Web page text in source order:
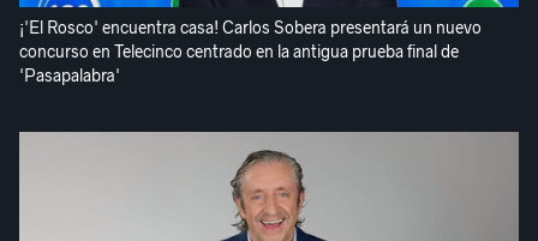
¡'El Rosco' encuentra casa! Carlos Sobera presentará un nuevo
concurso en Telecinco centrado en la antigua prueba final de
'Pasapalabra'